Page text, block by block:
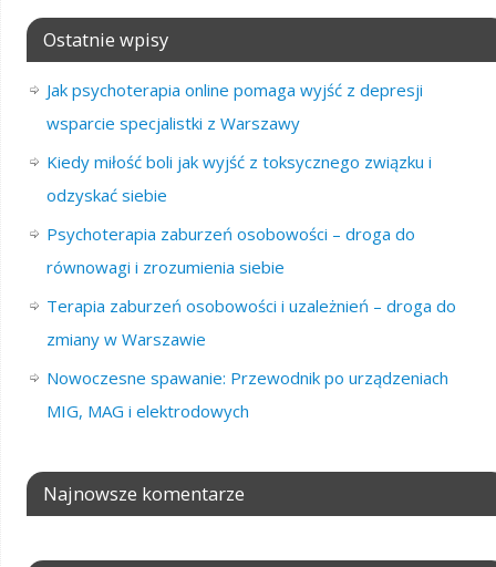
Ostatnie wpisy
Jak psychoterapia online pomaga wyjść z depresji
wsparcie specjalistki z Warszawy
Kiedy miłość boli jak wyjść z toksycznego związku i
odzyskać siebie
Psychoterapia zaburzeń osobowości – droga do
równowagi i zrozumienia siebie
Terapia zaburzeń osobowości i uzależnień – droga do
zmiany w Warszawie
Nowoczesne spawanie: Przewodnik po urządzeniach
MIG, MAG i elektrodowych
Najnowsze komentarze